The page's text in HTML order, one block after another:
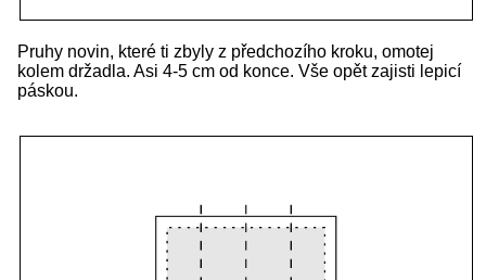
Pruhy novin, které ti zbyly z předchozího kroku, omotej
kolem držadla. Asi 4-5 cm od konce. Vše opět zajisti lepicí
páskou.